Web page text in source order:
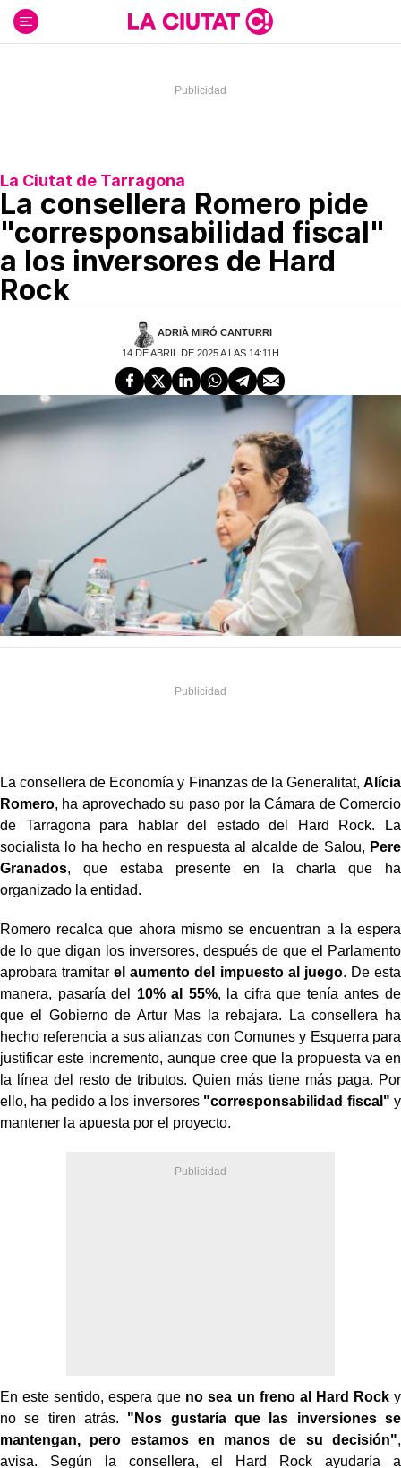
contenido
La Ciutat de Tarragona
La consellera Romero pide
"corresponsabilidad fiscal"
a los inversores de Hard
Rock
ADRIÀ MIRÓ CANTURRI
14 DE ABRIL DE 2025 A LAS 14:11H
La consellera de Economía y Finanzas de la Generalitat, Alícia
Romero, ha aprovechado su paso por la Cámara de Comercio
de Tarragona para hablar del estado del Hard Rock. La
socialista lo ha hecho en respuesta al alcalde de Salou, Pere
Granados, que estaba presente en la charla que ha
organizado la entidad.
Romero recalca que ahora mismo se encuentran a la espera
de lo que digan los inversores, después de que el Parlamento
aprobara tramitarel aumento del impuesto al juego. De esta
manera, pasaría del 10% al 55%, la cifra que tenía antes de
que el Gobierno de Artur Mas la rebajara. La consellera ha
hecho referencia a sus alianzas con Comunes y Esquerra para
justificar este incremento, aunque cree que la propuesta va en
la línea del resto de tributos. Quien más tiene más paga. Por
ello, ha pedido a los inversores "corresponsabilidad fiscal" y
mantener la apuesta por el proyecto.
En este sentido, espera que no sea un freno al Hard Rocky
no se tiren atrás. "Nos gustaría que las inversiones se
mantengan, pero estamos en manos de su decisión",
avisa. Según la consellera, el Hard Rock ayudaría a